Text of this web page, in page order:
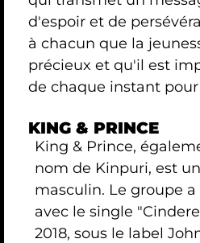
d'espoir et de
à chacun que la
précieux et qu'il est
de chaque instant pour
KING & PRINCE
King & Prince,
nom de Kinpuri, est
masculin. Le groupe
avec le single
2018, sous le label